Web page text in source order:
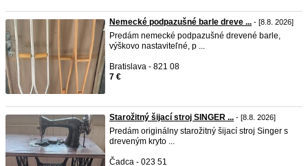
Nemecké podpazušné barle dreve ... - [8.8. 2026]
Predám nemecké podpazušné drevené barle,
výškovo nastaviteľné, p ...
Bratislava - 821 08
7 €
Starožitný šijací stroj SINGER ... - [8.8. 2026]
Predám originálny starožitný šijací stroj Singer s
dreveným kryto ...
Čadca - 023 51